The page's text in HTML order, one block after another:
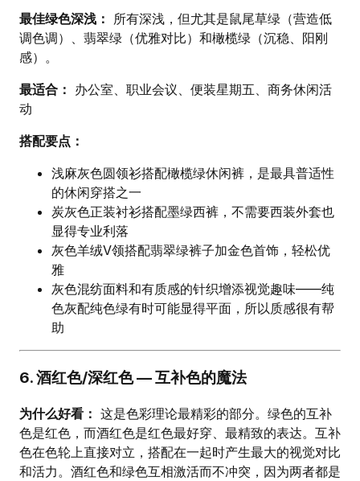
最佳绿色深浅：
所有深浅，但尤其是鼠尾草绿（营造低
调色调）、翡翠绿（优雅对比）和橄榄绿（沉稳、阳刚
感）。
最适合： 办公室、职业会议、便装星期五、商务休闲活
动
搭配要点：
浅麻灰色圆领衫搭配橄榄绿休闲裤，是最具普适性
的休闲穿搭之一
炭灰色正装衬衫搭配墨绿西裤，不需要西装外套也
显得专业利落
灰色羊绒V领搭配翡翠绿裤子加金色首饰，轻松优
雅
灰色混纺面料和有质感的针织增添视觉趣味——纯
色灰配纯色绿有时可能显得平面，所以质感很有帮
助
6. 酒红色/深红色 — 互补色的魔法
为什么好看： 这是色彩理论最精彩的部分。绿色的互补
色是红色，而酒红色是红色最好穿、最精致的表达。互补
色在色轮上直接对立，搭配在一起时产生最大的视觉对比
和活力。酒红色和绿色互相激活而不冲突，因为两者都是